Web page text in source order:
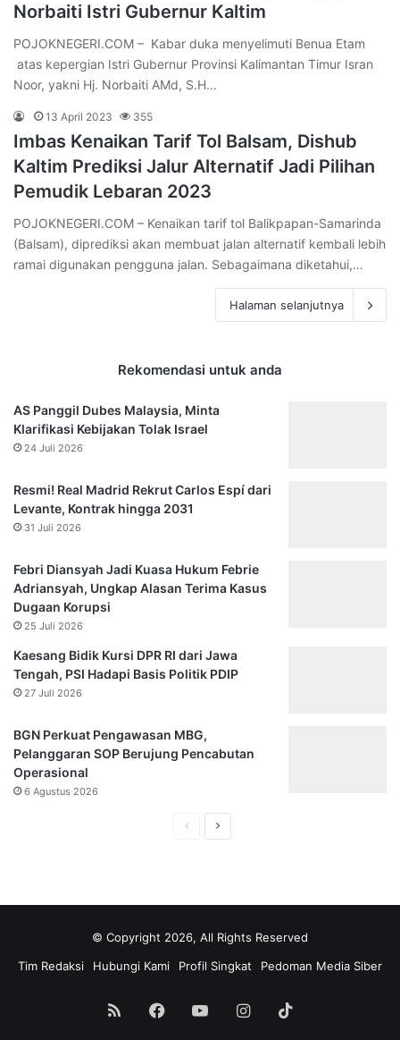
Norbaiti Istri Gubernur Kaltim
POJOKNEGERI.COM – Kabar duka menyelimuti Benua Etam
atas kepergian Istri Gubernur Provinsi Kalimantan Timur Isran
Noor, yakni Hj. Norbaiti AMd, S.H…
13 April 2023 355
Imbas Kenaikan Tarif Tol Balsam, Dishub
Kaltim Prediksi Jalur Alternatif Jadi Pilihan
Pemudik Lebaran 2023
POJOKNEGERI.COM – Kenaikan tarif tol Balikpapan-Samarinda
(Balsam), diprediksi akan membuat jalan alternatif kembali lebih
ramai digunakan pengguna jalan. Sebagaimana diketahui,…
Halaman selanjutnya
Rekomendasi untuk anda
AS Panggil Dubes Malaysia, Minta
Klarifikasi Kebijakan Tolak Israel
24 Juli 2026
Resmi! Real Madrid Rekrut Carlos Espí dari
Levante, Kontrak hingga 2031
31 Juli 2026
Febri Diansyah Jadi Kuasa Hukum Febrie
Adriansyah, Ungkap Alasan Terima Kasus
Dugaan Korupsi
25 Juli 2026
Kaesang Bidik Kursi DPR RI dari Jawa
Tengah, PSI Hadapi Basis Politik PDIP
27 Juli 2026
BGN Perkuat Pengawasan MBG,
Pelanggaran SOP Berujung Pencabutan
Operasional
6 Agustus 2026
© Copyright 2026, All Rights Reserved
Tim Redaksi
Hubungi Kami Profil Singkat Pedoman Media Siber
RSS FacebookYouTubeInstagram